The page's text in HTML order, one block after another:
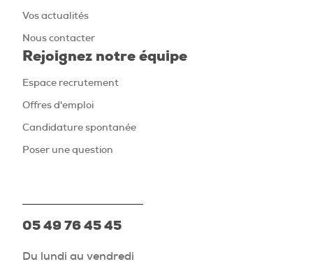
Vos actualités
Nous contacter
Rejoignez notre équipe
Espace recrutement
Offres d'emploi
Candidature spontanée
Poser une question
05 49 76 45 45
Du lundi au vendredi